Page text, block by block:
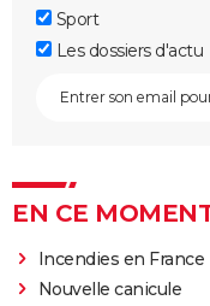
Sport
Les dossiers d'actu
EN CE
Incendies en France
Nouvelle canicule